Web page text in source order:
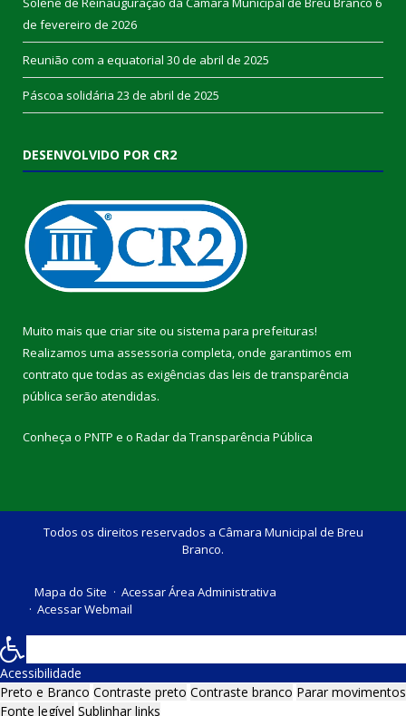
de fevereiro de 2026
Reunião com a equatorial 30 de abril de 2025
Páscoa solidária 23 de abril de 2025
DESENVOLVIDO POR CR2
Muito mais que criar site ou sistema para prefeituras!
Realizamos uma assessoria completa, onde garantimos em
contrato que todas as exigências das leis de transparência
pública serão atendidas.
Conheça o PNTP e o Radar da Transparência Pública
Todos os direitos reservados a Câmara Municipal de Breu
Branco.
Mapa do Site
Acessar Área Administrativa
Acessar Webmail
Acessibilidade
Preto e Branco Contraste preto Contraste branco Parar movimentos
Fonte legível Sublinhar links